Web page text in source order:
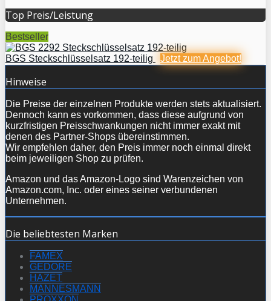
Top Preis/Leistung
Bestseller
BGS Steckschlüsselsatz 192-teilig Jetzt zumAngebot!
Hinweise
Die Preise der einzelnen Produkte werden stets aktualisiert.
Dennoch kann es vorkommen, dass diese aufgrund von
kurzfristigen Preisschwankungen nicht immer exakt mit
denen des Partner-Shops übereinstimmen.
Wir empfehlen daher, den Preis immer noch einmal direkt
beim jeweiligen Shop zu prüfen.
Amazon und das Amazon-Logo sind Warenzeichen von
Amazon.com, Inc. oder eines seiner verbundenen
Unternehmen.
Die beliebtesten Marken
FAMEX
GEDORE
HAZET
MANNESMANN